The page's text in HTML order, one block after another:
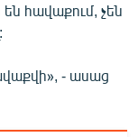
հավաքում, չեն
- ասաց